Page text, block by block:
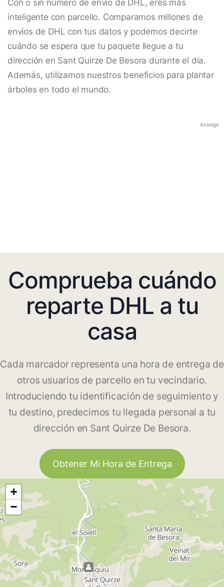
Con o sin número de envío de DHL, eres más
inteligente con parcello. Comparamos millones de
envíos de DHL con tus datos y podemos decirte
cuándo se espera que tu paquete llegue a tu
dirección en Sant Quirze De Besora durante el día.
Además, utilizamos nuestros beneficios para plantar
árboles en todo el mundo.
Anzeige
Comprueba cuándo
reparte DHL a tu
casa
Cada marcador representa una hora de entrega de
otros usuarios de parcello en tu vecindario.
Introduciendo tu identificación de seguimiento y
tu destino, predecimos tu llegada personal a tu
dirección en Sant Quirze De Besora.
Obtener Mi Hora de Entrega
+
−